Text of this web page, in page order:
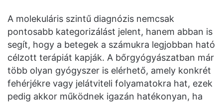
A molekuláris szintű diagnózis nemcsak
pontosabb kategorizálást jelent, hanem abban is
segít, hogy a betegek a számukra legjobban ható
célzott terápiát kapják. A bőrgyógyászatban már
több olyan gyógyszer is elérhető, amely konkrét
fehérjékre vagy jelátviteli folyamatokra hat, ezek
pedig akkor működnek igazán hatékonyan, ha